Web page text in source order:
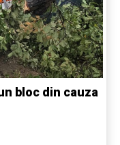
bloc din cauza